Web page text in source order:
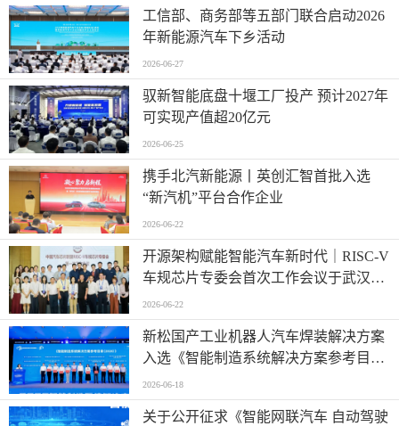
工信部、商务部等五部门联合启动2026
年新能源汽车下乡活动
2026-06-27
驭新智能底盘十堰工厂投产 预计2027年
可实现产值超20亿元
2026-06-25
携手北汽新能源丨英创汇智首批入选
“新汽机”平台合作企业
2026-06-22
开源架构赋能智能汽车新时代｜RISC-V
车规芯片专委会首次工作会议于武汉圆
满召开
2026-06-22
新松国产工业机器人汽车焊装解决方案
入选《智能制造系统解决方案参考目录
（2026）》
2026-06-18
关于公开征求《智能网联汽车 自动驾驶